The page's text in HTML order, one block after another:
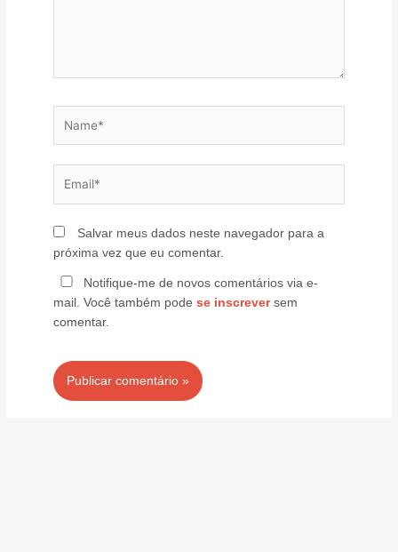
Salvar meus dados neste navegador para a
próxima vez que eu comentar.
Notifique-me de novos comentários via e-
mail. Você também podese inscreversem
comentar.